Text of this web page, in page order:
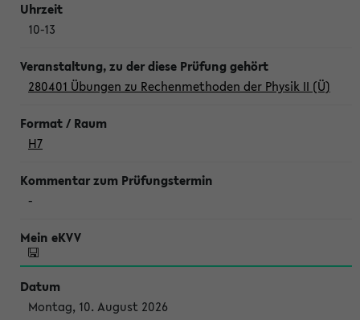
10-13
280401 Übungen zu Rechenmethoden der Physik II (Ü)
H7
-
Montag, 10. August 2026